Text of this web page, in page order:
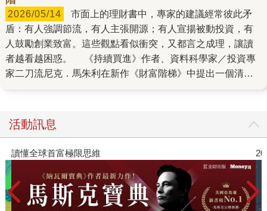
2026/05/14
盾：有人強調節流，有人主張開源；有人宣揚被動投資，有
人鼓勵創業致富。這些觀點看似衝突，又都言之成理，讓讀
者越看越困惑。 《持續買進》作者、資料科學家／投資專
家二刀流尼克．馬朱利在新作《財富階梯》中提出一個清晰
不對。 《財富階梯》以數萬家庭、橫跨五十年的數據為基
礎，將財富依淨資產從0到1億美元（約新台幣0至30億元，台
灣讀者可自行對應換算）劃分為六大階層，每一層以10倍為
界，形成一條清晰的上升階梯，並為每一階段提供專屬的賺
錢、存錢、花錢、投資策略： 第1階是勉強糊口的「月光
族」，此時最重要的不是省錢，而是想盡辦法提高收入、建
立安全緩衝；第2階進入「雜貨自由」，開始有餘裕投資自
活動訊息
2026年8月金石堂強力推薦